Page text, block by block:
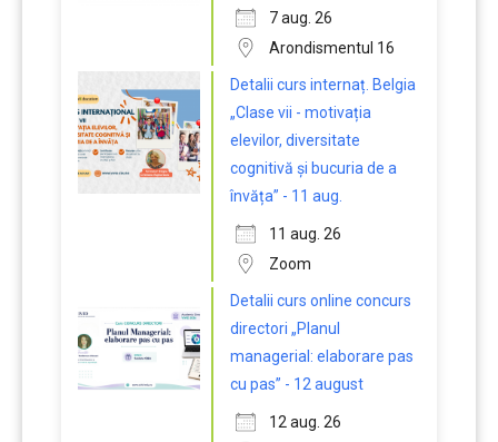
7 aug. 26
Arondismentul 16
Detalii curs internaț. Belgia
„Clase vii - motivația
elevilor, diversitate
cognitivă și bucuria de a
învăța” - 11 aug.
11 aug. 26
Zoom
Detalii curs online concurs
directori „Planul
managerial: elaborare pas
cu pas” - 12 august
12 aug. 26